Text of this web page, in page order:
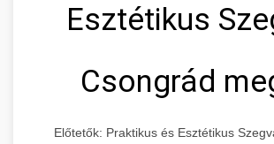
Esztétikus
Csongrád
Előtetők: Praktikus és Esztétikus